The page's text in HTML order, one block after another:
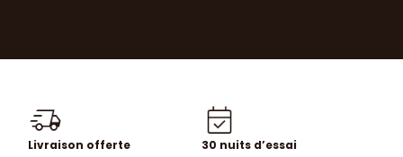
Livraison offerte
30 nuits d’essai